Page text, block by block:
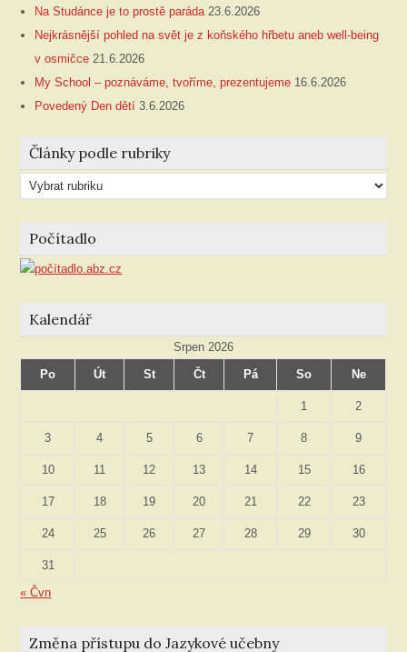
Na Studánce je to prostě paráda 23.6.2026
Nejkrásnější pohled na svět je z koňského hřbetu aneb well-being
v osmičce 21.6.2026
My School – poznáváme, tvoříme, prezentujeme 16.6.2026
Povedený Den dětí 3.6.2026
Články podle rubriky
Články
podle
rubriky
Počítadlo
Kalendář
Srpen 2026
Po
Út St Čt Pá So Ne
1 2
3 4 5 6 7 8 9
10 11 12 13 14 15 16
17 18 19 20 21 22 23
24 25 26 27 28 29 30
31
« Čvn
Změna přístupu do Jazykové učebny